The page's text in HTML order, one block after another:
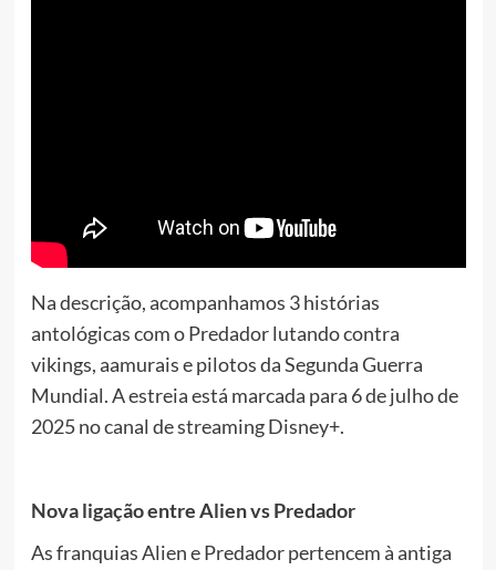
Na descrição, acompanhamos 3 histórias
antológicas com o Predador lutando contra
vikings, aamurais e pilotos da Segunda Guerra
Mundial. A estreia está marcada para 6 de julho de
2025 no canal de streaming Disney+.
Nova ligação entre Alien vs Predador
As franquias Alien e Predador pertencem à antiga